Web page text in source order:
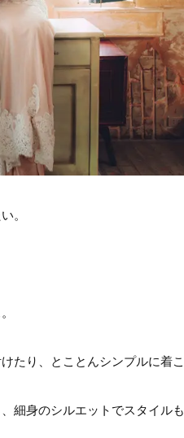
。
たり、とことんシンプルに着
細身のシルエットでスタイル